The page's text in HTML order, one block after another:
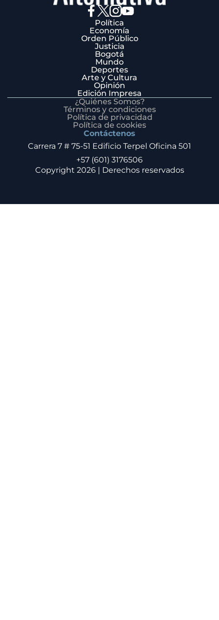
Política
Economía
Orden Público
Justicia
Bogotá
Mundo
Deportes
Arte y Cultura
Opinión
Edición Impresa
¿Quiénes Somos?
Términos y condiciones
Política de privacidad
Política de cookies
Contáctenos
Carrera 7 # 75-51 Edificio Terpel Oficina 501
+57 (601) 3176506
Copyright 2026 | Derechos reservados